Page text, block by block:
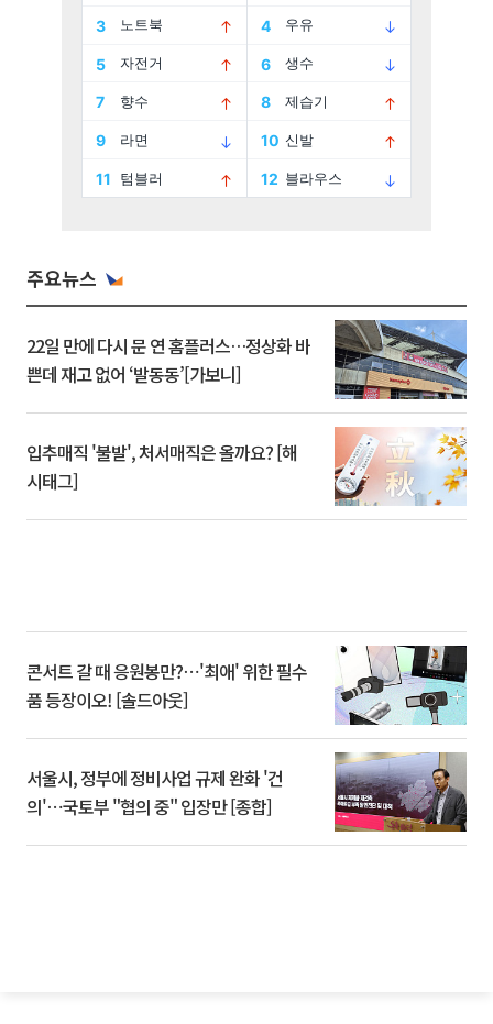
주요뉴스
22일 만에 다시 문 연 홈플러스…정상화 바
쁜데 재고 없어 ‘발동동’[가보니]
입추매직 '불발', 처서매직은 올까요? [해
시태그]
콘서트 갈 때 응원봉만?⋯'최애' 위한 필수
품 등장이오! [솔드아웃]
서울시, 정부에 정비사업 규제 완화 '건
의'⋯국토부 "협의 중" 입장만 [종합]